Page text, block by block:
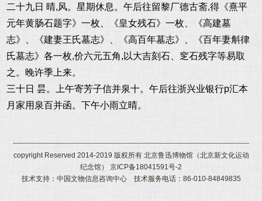
二十九日 晴,风。星期休息。午后往留黎厂德古斋,得《熹平
元年黄肠石题字》一枚、《皇女残石》一枚、《高建墓
志》、《建妻王氏墓志》、《高百年墓志》、《百年妻斛律
氏墓志》各一枚,价六元五角,以大吉刻石、窆石残字等易取
之。晚许季上来。
三十日 昙。上午寄芳子信并泉十。午后往浙兴业银行p汇本
月家用泉百并函。下午小雨立晴。
copyright Reserved 2014-2019 版权所有 北京鲁迅博物馆（北京新文化运动
纪念馆） 京ICP备18041591号-2
技术支持：中国文物信息咨询中心 技术服务电话：86-010-84849835